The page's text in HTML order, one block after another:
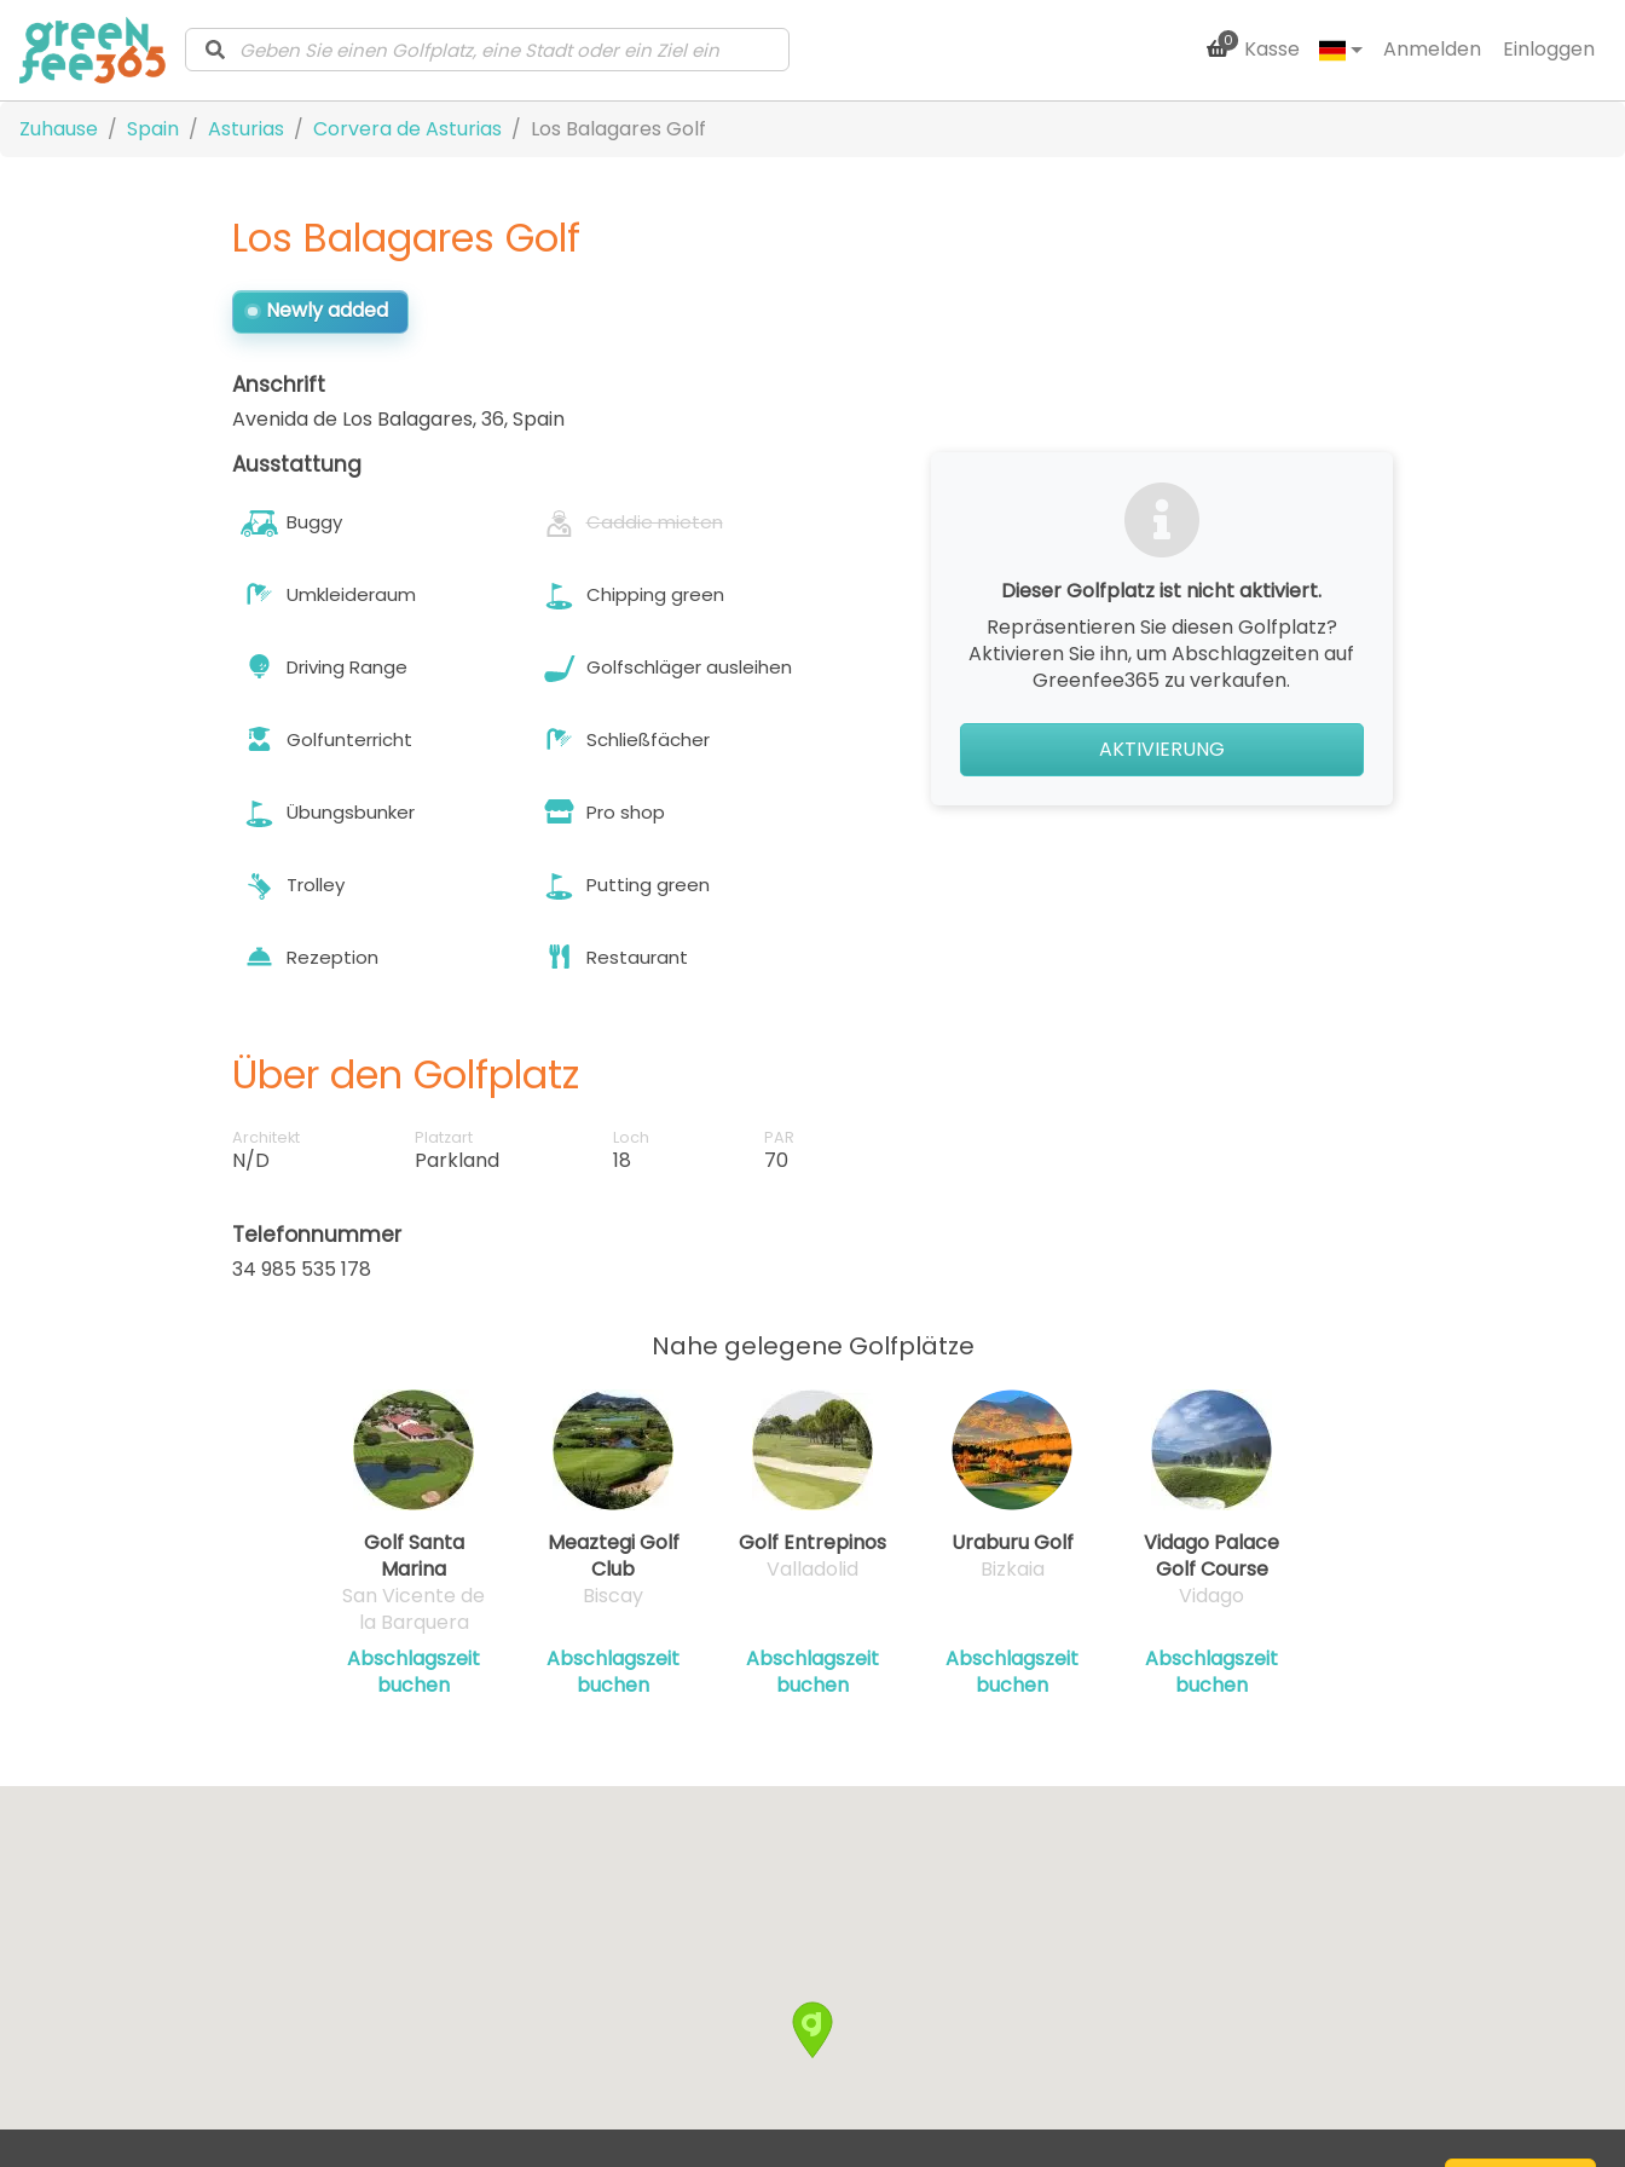
0 Kasse Anmelden Einloggen
Zuhause Spain Asturias Corvera de Asturias Los Balagares Golf
Los Balagares Golf
Newly added
Anschrift
Avenida de Los Balagares, 36,Spain
Dieser Golfplatz ist nicht aktiviert.
Repräsentieren Sie diesen Golfplatz?
Aktivieren Sie ihn, um Abschlagzeiten auf
Greenfee365 zu verkaufen.
AKTIVIERUNG
Ausstattung
Buggy Caddie mieten
Umkleideraum Chipping green
Driving Range Golfschläger ausleihen
Golfunterricht Schließfächer
Übungsbunker Pro shop
Trolley Putting green
Rezeption Restaurant
Über den Golfplatz
Architekt
N/D
Platzart
Parkland
Loch
18
PAR
70
Telefonnummer
34 985 535 178
Nahe gelegene Golfplätze
Golf Santa
Marina
San Vicente de
la Barquera
Abschlagszeit
buchen
Meaztegi Golf
Club
Biscay
Abschlagszeit
buchen
Golf Entrepinos
Valladolid
Abschlagszeit
buchen
Uraburu Golf
Bizkaia
Abschlagszeit
buchen
Vidago Palace
Golf Course
Vidago
Abschlagszeit
buchen